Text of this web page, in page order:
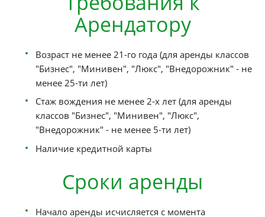
документы
Паспорт
Водительское удостоверение
Кредитная карта
Требования к
Арендатору